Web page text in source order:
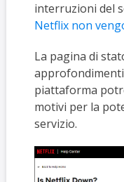
interruzioni del
Netflix non
La pagina di
piattaforma
motivi per la
servizio.